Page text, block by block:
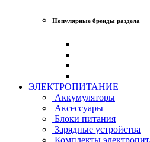
Популярные бренды раздела
ЭЛЕКТРОПИТАНИЕ
Аккумуляторы
Аксессуары
Блоки питания
Зарядные устройства
Комплекты